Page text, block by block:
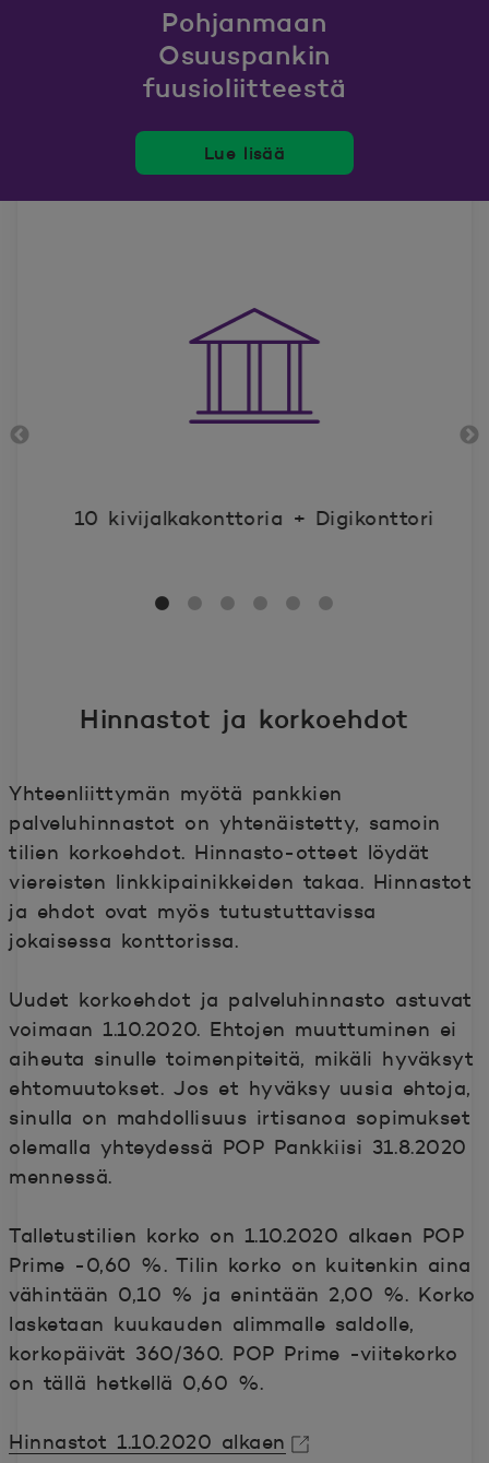
Pohjanmaan
Osuuspankin
fuusioliitteestä
Lue lisää
10 kivijalkakonttoria + Digikonttori
Hinnastot ja korkoehdot
Yhteenliittymän myötä pankkien
palveluhinnastot on yhtenäistetty, samoin
tilien korkoehdot. Hinnasto-otteet löydät
viereisten linkkipainikkeiden takaa. Hinnastot
ja ehdot ovat myös tutustuttavissa
jokaisessa konttorissa.
Uudet korkoehdot ja palveluhinnasto astuvat
voimaan 1.10.2020. Ehtojen muuttuminen ei
aiheuta sinulle toimenpiteitä, mikäli hyväksyt
ehtomuutokset. Jos et hyväksy uusia ehtoja,
sinulla on mahdollisuus irtisanoa sopimukset
olemalla yhteydessä POP Pankkiisi 31.8.2020
mennessä.
Talletustilien korko on 1.10.2020 alkaen POP
Prime -0,60 %. Tilin korko on kuitenkin aina
vähintään 0,10 % ja enintään 2,00 %. Korko
lasketaan kuukauden alimmalle saldolle,
korkopäivät 360/360. POP Prime -viitekorko
on tällä hetkellä 0,60 %.
Hinnastot 1.10.2020 alkaen